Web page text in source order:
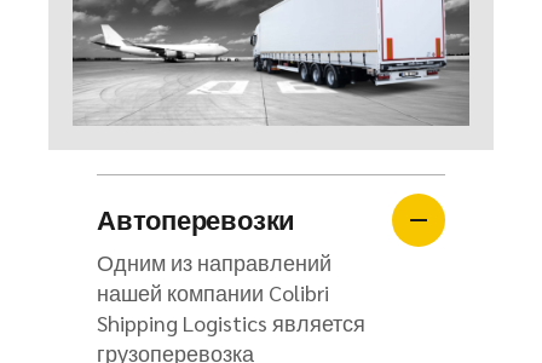
Автоперевозки
Одним из направлений
нашей компании Colibri
Shipping Logistics является
грузоперевозка